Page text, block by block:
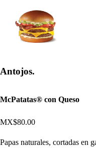
Antojos.
McPatatas® con Queso
MX$80.00
Papas naturales, cortadas en